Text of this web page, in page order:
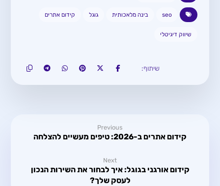
seo בינה מלאכותית גוגל קידום אתרים
שיווק דיגיטלי
Previous
קידום אתרים ב-2026: טיפים מעשיים להצלחה
Next
קידום אורגני בגוגל: איך לבחור את השירות הנכון
לעסק שלך?